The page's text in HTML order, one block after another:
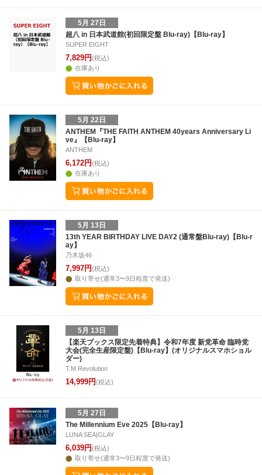
5月 27日
超八 in 日本武道館(初回限定盤 Blu-ray)【Blu-ray】
SUPER EIGHT
7,829円(税込)
在庫あり
5月 22日
ANTHEM『THE FAITH ANTHEM 40years Anniversary Li
ve』【Blu-ray】
ANTHEM
6,172円(税込)
在庫あり
5月 13日
13th YEAR BIRTHDAY LIVE DAY2 (通常盤Blu-ray)【Blu-r
ay】
乃木坂46
7,997円(税込)
取り寄せ(通常3〜9日程度で発送)
5月 13日
【楽天ブックス限定先着特典】令和7年度 新党革命 臨時党
大会(完全生産限定盤)【Blu-ray】(オリジナルスマホショル
ダー)
T.M.Revolution
14,999円(税込)
5月 27日
The Millennium Eve 2025【Blu-ray】
LUNA SEA|GLAY
6,039円(税込)
取り寄せ(通常3〜9日程度で発送)